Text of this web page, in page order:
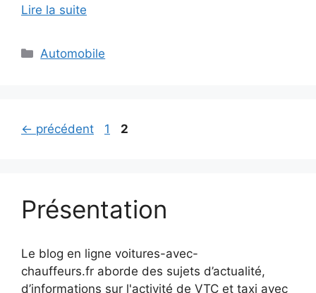
Lire la suite
Catégories
Automobile
← précédent Page
1 Page
2
Présentation
Le blog en ligne voitures-avec-
chauffeurs.fr aborde des sujets d’actualité,
d’informations sur l'activité de VTC et taxi avec